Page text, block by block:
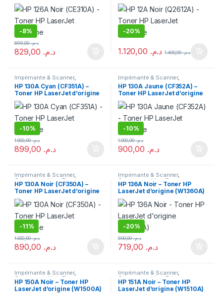
-8%
د.م.
د.م.899,00
-20%
د.م. د.م.1.400,00
Imprimante & Scanner,
Consommables,Toner
HP 130A Cyan (CF351A) –
Toner HP LaserJet d’origine
-10%
د.م.
د.م.1.000,00
Imprimante & Scanner,
Consommables ,Toner
HP 130A Jaune (CF352A) –
Toner HP LaserJet d’origine
-10%
د.م.
د.م.1.000,00
Imprimante & Scanner,
Consommables,Toner
HP 130A Noir (CF350A) –
Toner HP LaserJet d’origine
-11%
د.م.
د.م.1.000,00
Imprimante & Scanner,
Consommables ,Toner
HP 136A Noir – Toner HP
LaserJet d’origine (W1360A)
-20%
د.م.
د.م.900,00
Imprimante & Scanner,
Consommables ,Toner
HP 150A Noir – Toner HP
LaserJet d’origine (W1500A)
Imprimante & Scanner,
Consommables,Toner
HP 151A Noir – Toner HP
LaserJet d’origine (W1510A)